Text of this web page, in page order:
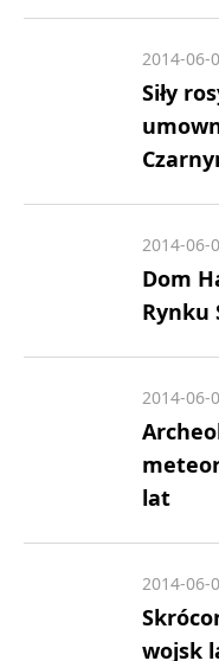
Siły
2014-06-
Dom
Rynku
2014-06-
lat
2014-06-
wojsk
2014-06-